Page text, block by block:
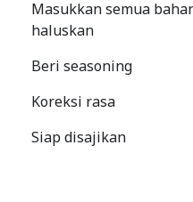
Masukkan semua
haluskan
Beri seasoning
Koreksi rasa
Siap disajikan